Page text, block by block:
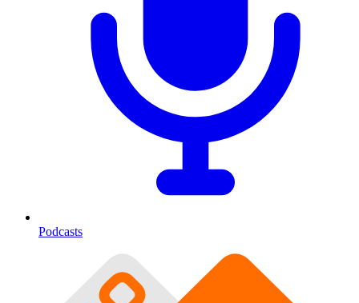
Podcasts